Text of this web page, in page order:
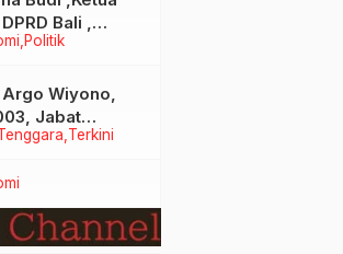
Politik
Bali ,
Soal
Jenis Solar
Terkini
Wiyono,
Jabat
Polda Sultra